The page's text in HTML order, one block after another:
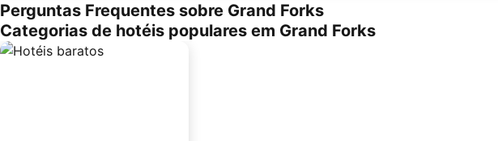
Perguntas Frequentes sobre Grand Forks
Categorias de hotéis populares em Grand Forks